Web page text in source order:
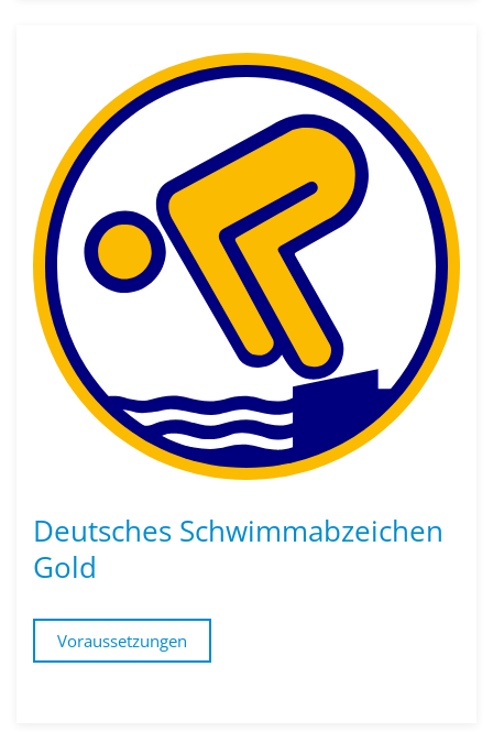
Deutsches Schwimmabzeichen
Gold
Voraussetzungen